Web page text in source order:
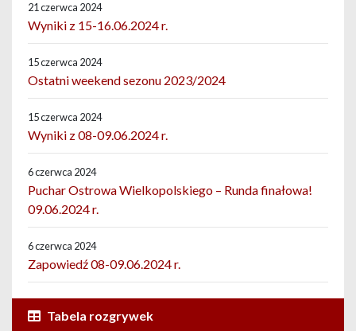
21 czerwca 2024
Wyniki z 15-16.06.2024 r.
15 czerwca 2024
Ostatni weekend sezonu 2023/2024
15 czerwca 2024
Wyniki z 08-09.06.2024 r.
6 czerwca 2024
Puchar Ostrowa Wielkopolskiego – Runda finałowa!
09.06.2024 r.
6 czerwca 2024
Zapowiedź 08-09.06.2024 r.
Tabela rozgrywek